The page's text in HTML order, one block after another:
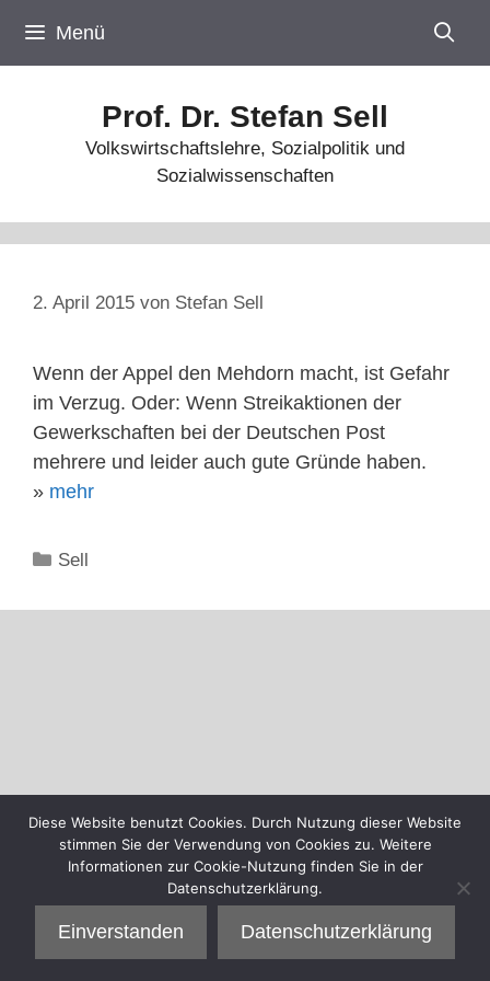
Inhalt
springen
Menü
Prof. Dr. Stefan Sell
Volkswirtschaftslehre, Sozialpolitik und
Sozialwissenschaften
2. April 2015 von Stefan Sell
Wenn der Appel den Mehdorn macht, ist Gefahr
im Verzug. Oder: Wenn Streikaktionen der
Gewerkschaften bei der Deutschen Post
mehrere und leider auch gute Gründe haben.
» mehr
Kategorien
Sell
Diese Website benutzt Cookies. Durch Nutzung dieser Website
stimmen Sie der Verwendung von Cookies zu. Weitere
Informationen zur Cookie-Nutzung finden Sie in der
Datenschutzerklärung.
Einverstanden Datenschutzerklärung